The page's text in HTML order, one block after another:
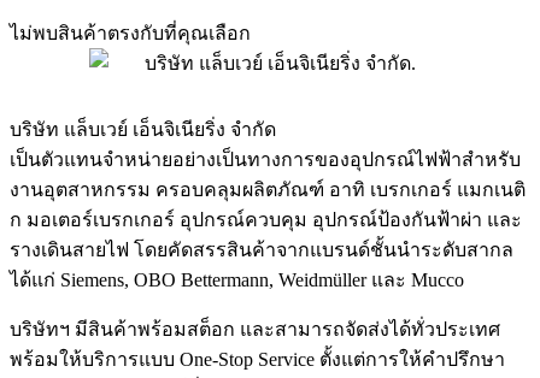
ไม่พบสินค้าตรงกับที่คุณเลือก
บริษัท แล็บเวย์ เอ็นจิเนียริ่ง จำกัด
เป็นตัวแทนจำหน่ายอย่างเป็นทางการของอุปกรณ์ไฟฟ้าสำหรับ
งานอุตสาหกรรม ครอบคลุมผลิตภัณฑ์ อาทิ เบรกเกอร์ แมกเนติ
ก มอเตอร์เบรกเกอร์ อุปกรณ์ควบคุม อุปกรณ์ป้องกันฟ้าผ่า และ
รางเดินสายไฟ โดยคัดสรรสินค้าจากแบรนด์ชั้นนำระดับสากล
ได้แก่ Siemens, OBO Bettermann, Weidmüller และ Mucco
บริษัทฯ มีสินค้าพร้อมสต็อก และสามารถจัดส่งได้ทั่วประเทศ
พร้อมให้บริการแบบ One-Stop Service ตั้งแต่การให้คำปรึกษา